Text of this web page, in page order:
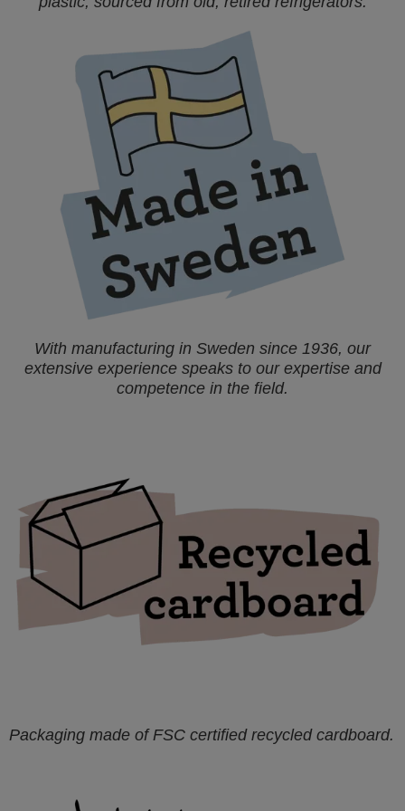
With manufacturing in Sweden since 1936, our
extensive experience speaks to our expertise and
competence in the field.
Packaging made of FSC certified recycled cardboard.